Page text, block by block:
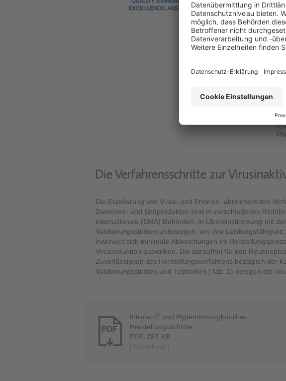
Die Verfahrensschritte zur
Die Etablierung von Virus- und Prionen -abreichernden
Zwischen- und Endprodukten sind in verschiedenen
internationale (EMA) Behörden. In Übereinstimmung mit
Validierungsstudien unterzogen, um ihre
inwieweit sich minimale Abweichungen im
Virusreduktion auswirken. Die daraufhin für den
Zuverlässigkeit des Herstellungsverfahrens bezüglich der
Validierungsstudien und Testreihen (Tab. 1) belegen die
Intratect® und Hyperimmunglobuline-
Herstellungsschritte
PDF, 787 KB